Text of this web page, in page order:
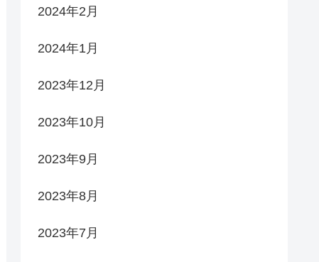
2024年2月
2024年1月
2023年12月
2023年10月
2023年9月
2023年8月
2023年7月